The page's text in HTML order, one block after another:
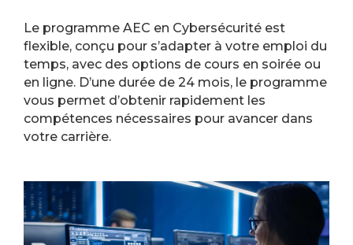
Le programme AEC en Cybersécurité est
flexible, conçu pour s’adapter à votre emploi du
temps, avec des options de cours en soirée ou
en ligne. D’une durée de 24 mois, le programme
vous permet d’obtenir rapidement les
compétences nécessaires pour avancer dans
votre carrière.